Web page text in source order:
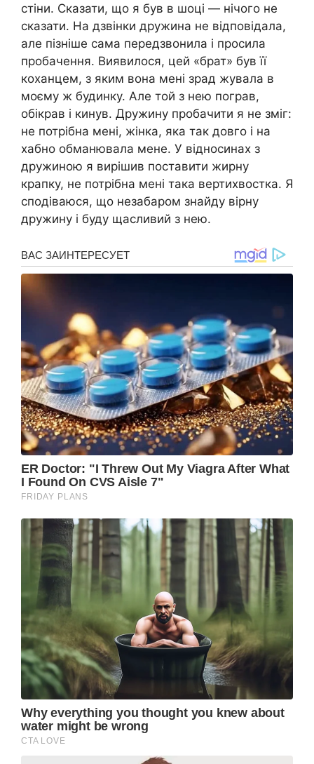
стіни. Сказати, що я був в шоці — нічого не
сказати. На дзвінки дружина не відповідала,
але пізніше сама передзвонила і просила
пробачення. Виявилося, цей «брат» був її
коханцем, з яким вона мені зрад жувала в
моєму ж будинку. Але той з нею пограв,
обікрав і кинув. Дружину пробачити я не зміг:
не потрібна мені, жінка, яка так довго і на
хабно обманювала мене. У відносинах з
дружиною я вирішив поставити жирну
крапку, не потрібна мені така вертихвостка. Я
сподіваюся, що незабаром знайду вірну
дружину і буду щасливий з нею.